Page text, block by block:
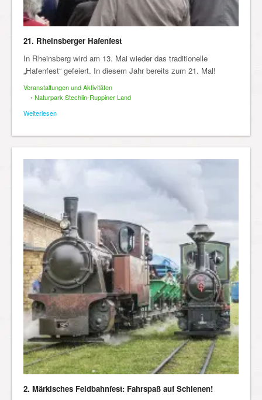
21. Rheinsberger Hafenfest
In Rheinsberg wird am 13. Mai wieder das traditionelle
„Hafenfest“ gefeiert. In diesem Jahr bereits zum 21. Mal!
Veranstaltungen und Aktivitäten
• Naturpark Stechlin-Ruppiner Land
Weiterlesen
2. Märkisches Feldbahnfest: Fahrspaß auf Schienen!